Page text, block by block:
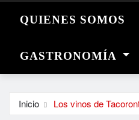
QUIENES SOMOS
GASTRONOMÍA
Inicio Los vinos de